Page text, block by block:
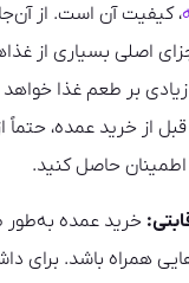
، کیفیت آن است. از
اصلی بسیاری از
زیادی بر طعم غذا
قبل از خرید عمده،
حاصل کنید.
خرید عمده به‌طور
همراه باشد. برای